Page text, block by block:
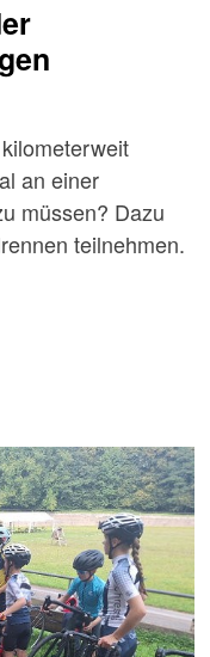
an einer
müssen? Dazu
teilnehmen.